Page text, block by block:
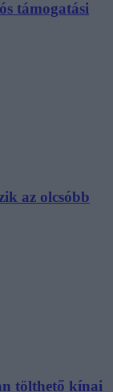
támogatási
az olcsóbb
tölthető kínai